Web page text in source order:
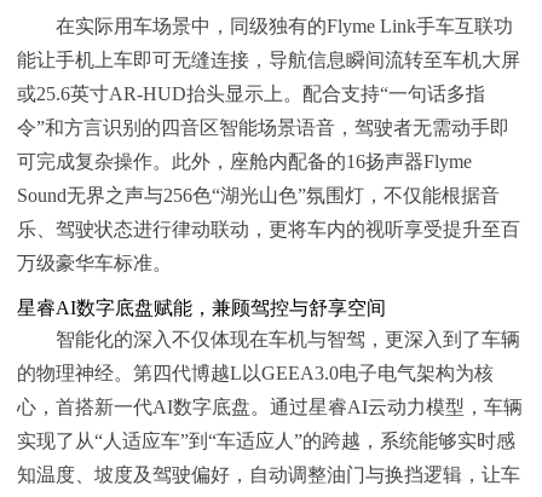
在实际用车场景中，同级独有的Flyme Link手车互联功
能让手机上车即可无缝连接，导航信息瞬间流转至车机大屏
或25.6英寸AR-HUD抬头显示上。配合支持“一句话多指
令”和方言识别的四音区智能场景语音，驾驶者无需动手即
可完成复杂操作。此外，座舱内配备的16扬声器Flyme
Sound无界之声与256色“湖光山色”氛围灯，不仅能根据音
乐、驾驶状态进行律动联动，更将车内的视听享受提升至百
万级豪华车标准。
星睿AI数字底盘赋能，兼顾驾控与舒享空间
智能化的深入不仅体现在车机与智驾，更深入到了车辆
的物理神经。第四代博越L以GEEA3.0电子电气架构为核
心，首搭新一代AI数字底盘。通过星睿AI云动力模型，车辆
实现了从“人适应车”到“车适应人”的跨越，系统能够实时感
知温度、坡度及驾驶偏好，自动调整油门与换挡逻辑，让车